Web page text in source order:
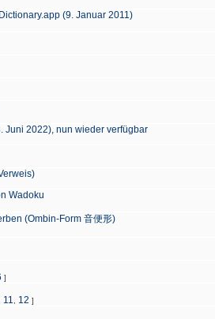
(9. Januar 2011)
Juni 2022), nun wieder verfügbar
Wadoku
(Ombin-Form 音便形)
]
11 12 ]